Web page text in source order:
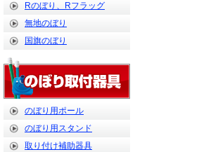
Rのぼり、Rフラッグ
無地のぼり
国旗のぼり
のぼり用ポール
のぼり用スタンド
取り付け補助器具